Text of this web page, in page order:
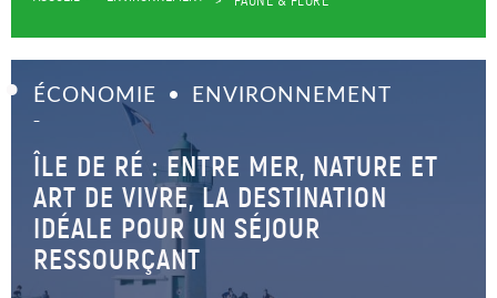
ÉCONOMIE ENVIRONNEMENT
–
ÎLE DE RÉ : ENTRE MER, NATURE ET
ART DE VIVRE, LA DESTINATION
IDÉALE POUR UN SÉJOUR
RESSOURÇANT